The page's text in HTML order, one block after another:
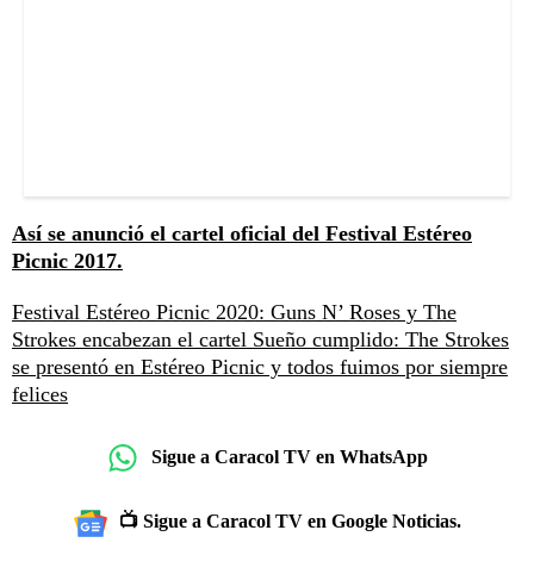
Así se anunció el cartel oficial del Festival Estéreo
Picnic 2017.
Festival Estéreo Picnic 2020: Guns N’ Roses y The
Strokes encabezan el cartel Sueño cumplido: The Strokes
se presentó en Estéreo Picnic y todos fuimos por siempre
felices
Sigue a Caracol TV en WhatsApp
📺 Sigue a Caracol TV en Google Noticias.